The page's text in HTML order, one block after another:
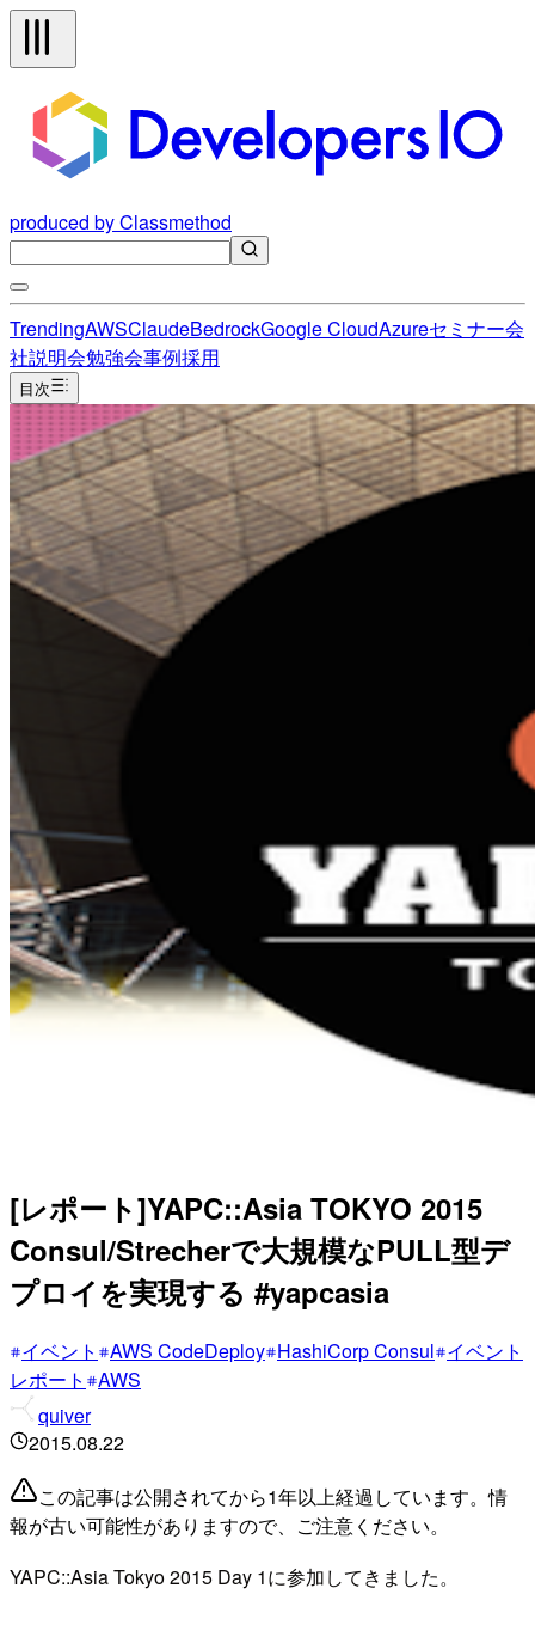
produced by Classmethod
TrendingAWSClaudeBedrockGoogle CloudAzureセミナー会
社説明会勉強会事例採用
目次
[レポート]YAPC::Asia TOKYO 2015
Consul/Strecherで大規模なPULL型デ
プロイを実現する #yapcasia
イベント AWS CodeDeploy HashiCorp Consul イベント
レポート
AWS
quiver
2015.08.22
この記事は公開されてから1年以上経過しています。情
報が古い可能性がありますので、ご注意ください。
YAPC::Asia Tokyo 2015 Day 1に参加してきました。